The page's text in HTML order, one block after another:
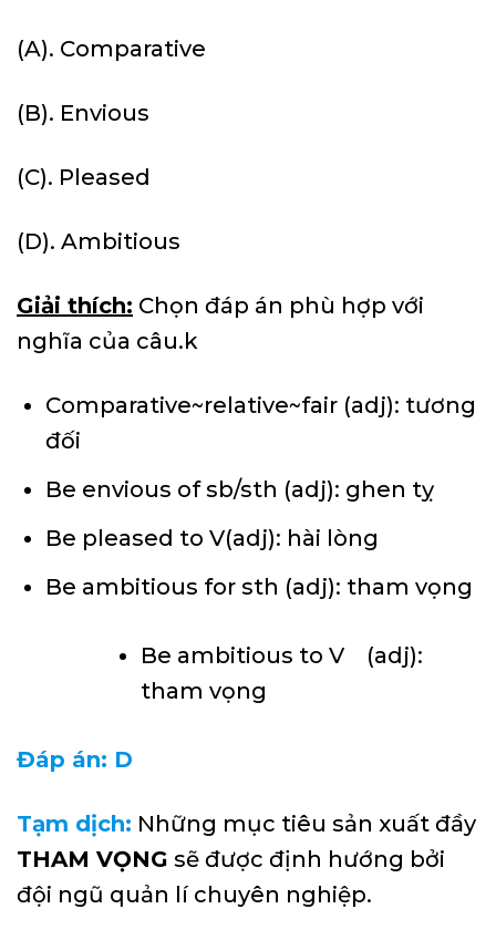
(A). Comparative
(B). Envious
(C). Pleased
(D). Ambitious
Giải thích: Chọn đáp án phù hợp với
nghĩa của câu.k
Comparative~relative~fair (adj): tương
đối
Be envious of sb/sth (adj): ghen tỵ
Be pleased to V(adj): hài lòng
Be ambitious for sth (adj): tham vọng
Be ambitious to V (adj):
tham vọng
Đáp án: D
Tạm dịch: Những mục tiêu sản xuất đầy
THAM VỌNG sẽ được định hướng bởi
đội ngũ quản lí chuyên nghiệp.